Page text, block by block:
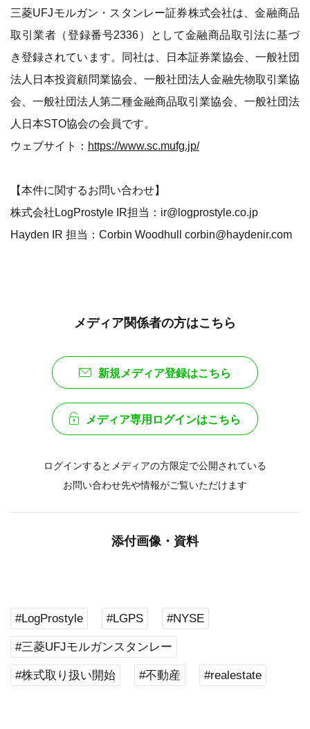
三菱UFJモルガン・スタンレー証券株式会社は、金融商品
取引業者（登録番号2336）として金融商品取引法に基づ
き登録されています。同社は、日本証券業協会、一般社団
法人日本投資顧問業協会、一般社団法人金融先物取引業協
会、一般社団法人第二種金融商品取引業協会、一般社団法
人日本STO協会の会員です。
ウェブサイト： https://www.sc.mufg.jp/
【本件に関するお問い合わせ】
株式会社LogProstyle IR担当：ir@logprostyle.co.jp
Hayden IR 担当：Corbin Woodhull corbin@haydenir.com
メディア関係者の方はこちら
新規メディア登録はこちら
メディア専用ログインはこちら
ログインするとメディアの方限定で公開されている
お問い合わせ先や情報がご覧いただけます
添付画像・資料
#LogProstyle #LGPS #NYSE
#三菱UFJモルガンスタンレー
#株式取り扱い開始 #不動産 #realestate